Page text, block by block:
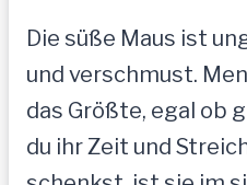
Die süße Maus ist
und verschmust.
das Größte, egal ob
du ihr Zeit und